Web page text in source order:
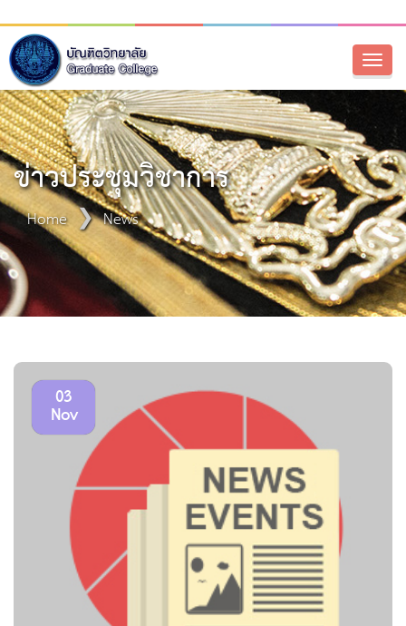
ข่าวประชุมวิชาการ
Home News
03
Nov